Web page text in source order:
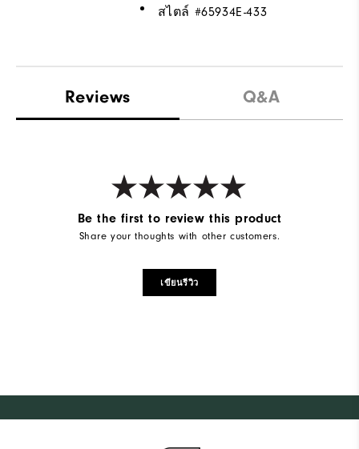
สไตล์ #65934E-433
Reviews Q&A
Be the first to review this product
Share your thoughts with other customers.
เขียนรีวิว